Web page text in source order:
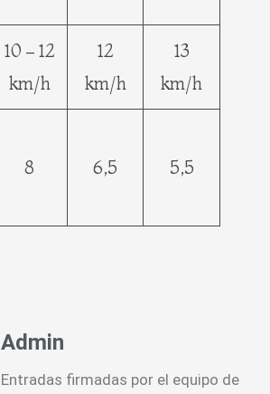
10 – 12
km/h
12
km/h
13
km/h
8 6,5 5,5
Admin
Entradas firmadas por el equipo de